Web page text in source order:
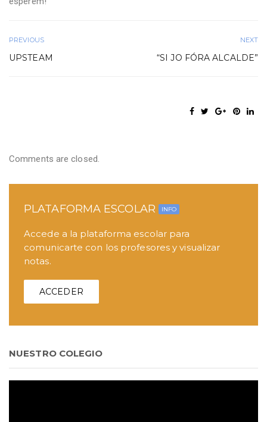
PREVIOUS
UPSTEAM
NEXT
“SI JO FÓRA ALCALDE”
Comments are closed.
PLATAFORMA ESCOLAR INFO
Accede a la plataforma escolar para
comunicarte con los profesores y visualizar
notas.
ACCEDER
NUESTRO COLEGIO